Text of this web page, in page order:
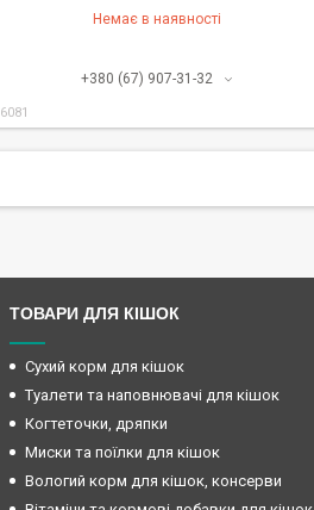
Немає в наявності
+380 (67) 907-31-32
6081
ТОВАРИ ДЛЯ КІШОК
Сухий корм для кішок
Туалети та наповнювачі для кішок
Когтеточки, дряпки
Миски та поїлки для кішок
Вологий корм для кішок, консерви